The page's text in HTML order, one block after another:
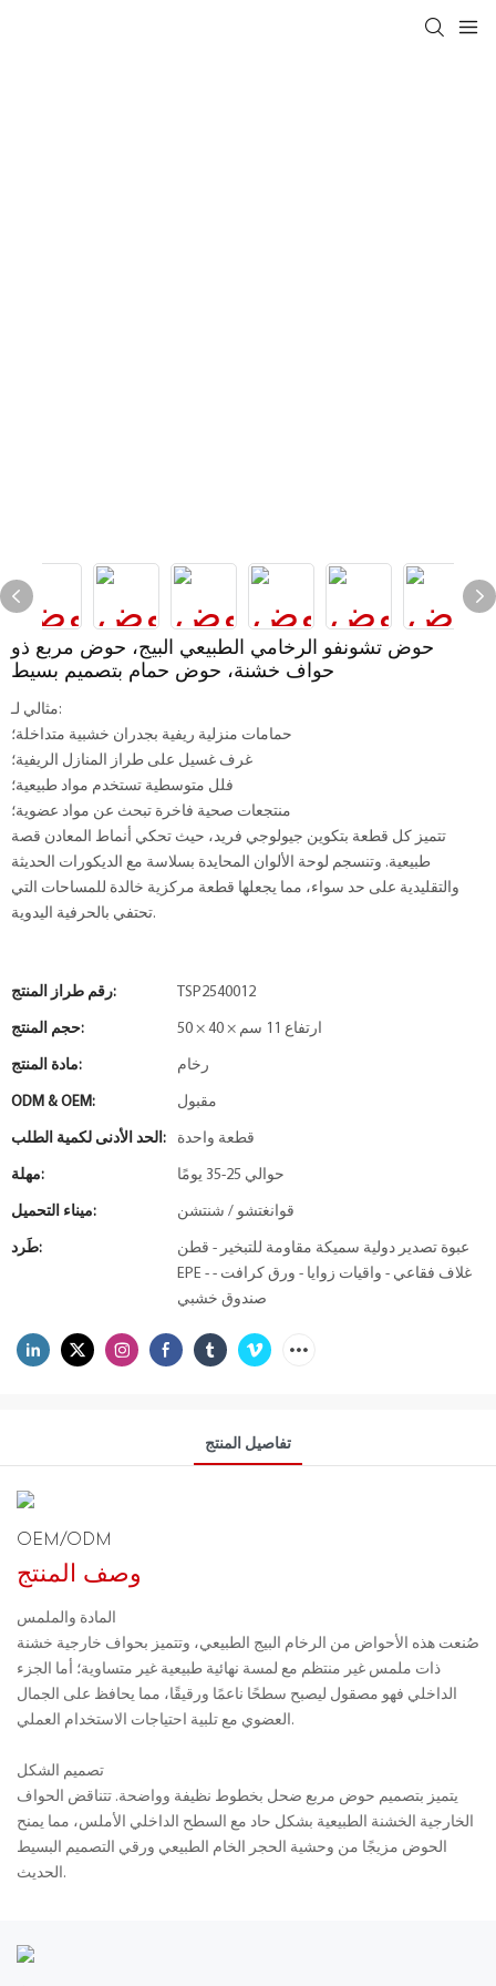
حوض تشونفو الرخامي الطبيعي البيج، حوض مربع ذو
حواف خشنة، حوض حمام بتصميم بسيط
مثالي لـ:
حمامات منزلية ريفية بجدران خشبية متداخلة؛
غرف غسيل على طراز المنازل الريفية؛
فلل متوسطية تستخدم مواد طبيعية؛
منتجعات صحية فاخرة تبحث عن مواد عضوية؛
تتميز كل قطعة بتكوين جيولوجي فريد، حيث تحكي أنماط المعادن قصة
طبيعية. وتنسجم لوحة الألوان المحايدة بسلاسة مع الديكورات الحديثة
والتقليدية على حد سواء، مما يجعلها قطعة مركزية خالدة للمساحات التي
تحتفي بالحرفية اليدوية.
رقم طراز المنتج: TSP2540012
حجم المنتج: 50 × 40 × ارتفاع 11 سم
مادة المنتج: رخام
ODM & OEM: مقبول
الحد الأدنى لكمية الطلب: قطعة واحدة
مهلة: حوالي 25-35 يومًا
ميناء التحميل: قوانغتشو / شنتشن
طَرد:
عبوة تصدير دولية سميكة مقاومة للتبخير - قطن
EPE - غلاف فقاعي - واقيات زوايا - ورق كرافت -
صندوق خشبي
تفاصيل المنتج
OEM/ODM
وصف المنتج
المادة والملمس
صُنعت هذه الأحواض من الرخام البيج الطبيعي، وتتميز بحواف خارجية خشنة
ذات ملمس غير منتظم مع لمسة نهائية طبيعية غير متساوية؛ أما الجزء
الداخلي فهو مصقول ليصبح سطحًا ناعمًا ورقيقًا، مما يحافظ على الجمال
العضوي مع تلبية احتياجات الاستخدام العملي.
تصميم الشكل
يتميز بتصميم حوض مربع ضحل بخطوط نظيفة وواضحة. تتناقض الحواف
الخارجية الخشنة الطبيعية بشكل حاد مع السطح الداخلي الأملس، مما يمنح
الحوض مزيجًا من وحشية الحجر الخام الطبيعي ورقي التصميم البسيط
الحديث.